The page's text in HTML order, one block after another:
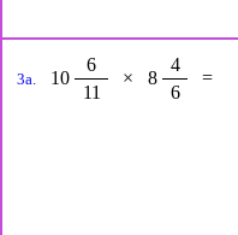
3a. 10
6
11
× 8
4
6
=